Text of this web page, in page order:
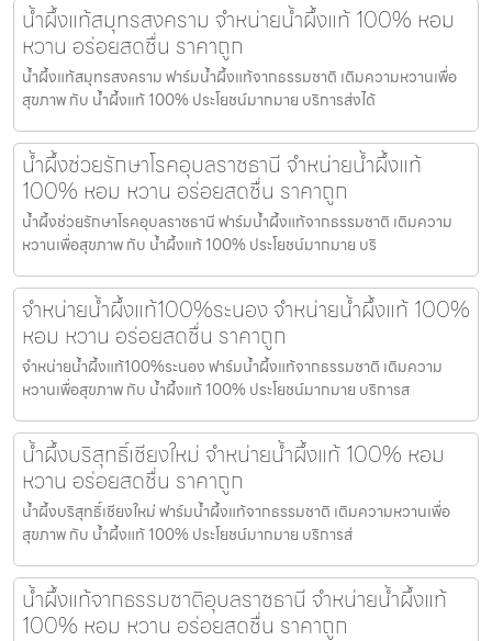
น้ำผึ้งแท้สมุทรสงคราม จำหน่ายน้ำผึ้งแท้ 100% หอม
หวาน อร่อยสดชื่น ราคาถูก
น้ำผึ้งแท้สมุทรสงคราม ฟาร์มน้ำผึ้งแท้จากธรรมชาติ เติมความหวานเพื่อ
สุขภาพ กับ น้ำผึ้งแท้ 100% ประโยชน์มากมาย บริการส่งได้
น้ำผึ้งช่วยรักษาโรคอุบลราชธานี จำหน่ายน้ำผึ้งแท้
100% หอม หวาน อร่อยสดชื่น ราคาถูก
น้ำผึ้งช่วยรักษาโรคอุบลราชธานี ฟาร์มน้ำผึ้งแท้จากธรรมชาติ เติมความ
หวานเพื่อสุขภาพ กับ น้ำผึ้งแท้ 100% ประโยชน์มากมาย บริ
จำหน่ายน้ำผึ้งแท้100%ระนอง จำหน่ายน้ำผึ้งแท้ 100%
หอม หวาน อร่อยสดชื่น ราคาถูก
จำหน่ายน้ำผึ้งแท้100%ระนอง ฟาร์มน้ำผึ้งแท้จากธรรมชาติ เติมความ
หวานเพื่อสุขภาพ กับ น้ำผึ้งแท้ 100% ประโยชน์มากมาย บริการส
น้ำผึ้งบริสุทธิ์เชียงใหม่ จำหน่ายน้ำผึ้งแท้ 100% หอม
หวาน อร่อยสดชื่น ราคาถูก
น้ำผึ้งบริสุทธิ์เชียงใหม่ ฟาร์มน้ำผึ้งแท้จากธรรมชาติ เติมความหวานเพื่อ
สุขภาพ กับ น้ำผึ้งแท้ 100% ประโยชน์มากมาย บริการส่
น้ำผึ้งแท้จากธรรมชาติอุบลราชธานี จำหน่ายน้ำผึ้งแท้
100% หอม หวาน อร่อยสดชื่น ราคาถูก